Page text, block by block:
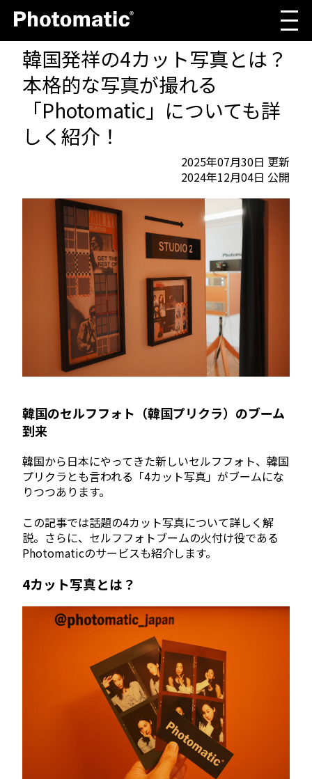
韓国発祥の4カット写真とは？
本格的な写真が撮れる
「Photomatic」についても詳
しく紹介！
2025年07月30日 更新
2024年12月04日 公開
韓国のセルフフォト（韓国プリクラ）のブーム
到来
韓国から日本にやってきた新しいセルフフォト、韓国
プリクラとも言われる「4カット写真」がブームにな
りつつあります。
この記事では話題の4カット写真について詳しく解
説。さらに、セルフフォトブームの火付け役である
Photomaticのサービスも紹介します。
4カット写真とは？